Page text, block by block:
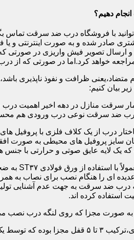
دهیم؟
با فروشگاه درب ضد سرقت
صادر شده و به صورت اینترنتی و
و ارسال تصویر فیش واریزی در
خواهد کرد.اما در صورتی که از درب
ظرافت و نفوذ ناپذیری
بیان کنیم:
سرقت منازل در دهه اخیر اهمیت
درب ضد سرقت نوعی درب ورودی هم
درب از یک کلاف فلزی با پروفیل
یک لایه عایق صوتی و حرارتی با جنس
ای را هنگام نصب برای نصاب به
درب ضد سرقت به جهت عدم آشنایی
کرده اند.
که روی لنگه درب نصب می گردد به این صورت
دارای ۱۴ زبانه پیستونی است.